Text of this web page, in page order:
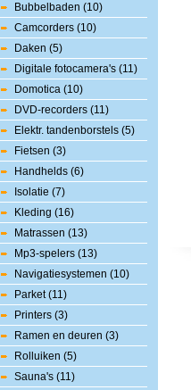
Bubbelbaden (10)
Camcorders (10)
Daken (5)
Digitale fotocamera's (11)
Domotica (10)
DVD-recorders (11)
Elektr. tandenborstels (5)
Fietsen (3)
Handhelds (6)
Isolatie (7)
Kleding (16)
Matrassen (13)
Mp3-spelers (13)
Navigatiesystemen (10)
Parket (11)
Printers (3)
Ramen en deuren (3)
Rolluiken (5)
Sauna's (11)